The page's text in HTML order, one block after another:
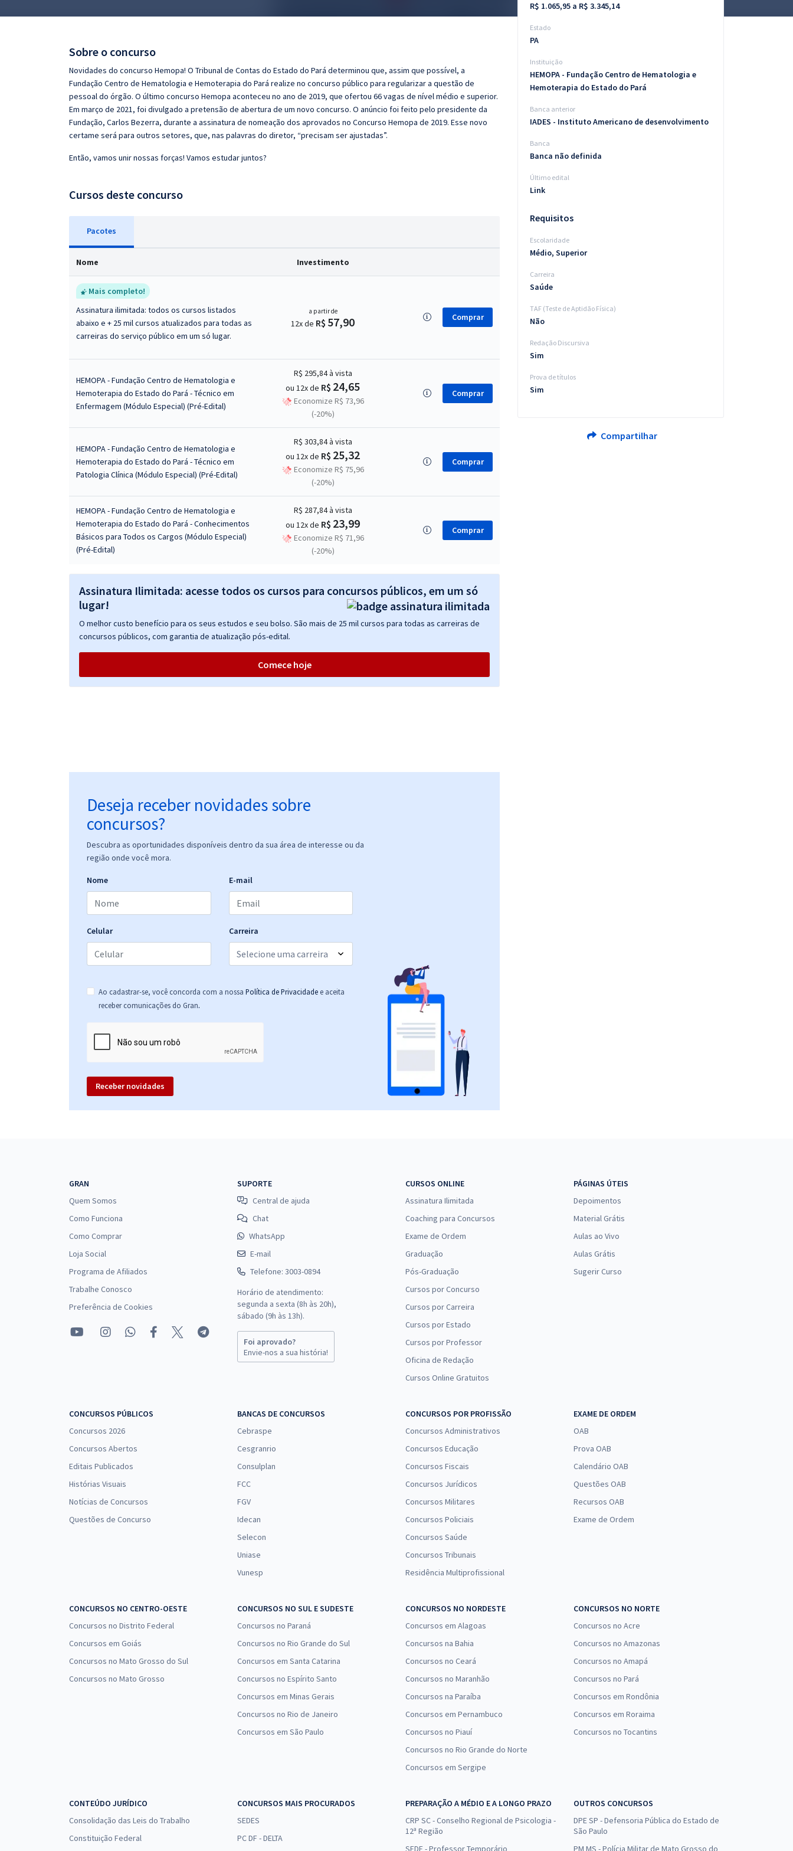
Questões grátis
Sobre o concurso
Novidades do concurso Hemopa! O Tribunal de Contas do Estado do Pará determinou que, assim que possível, a
Fundação Centro de Hematologia e Hemoterapia do Pará realize no concurso público para regularizar a questão de
pessoal do órgão. O último concurso Hemopa aconteceu no ano de 2019, que ofertou 66 vagas de nível médio e superior.
Em março de 2021, foi divulgado a pretensão de abertura de um novo concurso. O anúncio foi feito pelo presidente da
Fundação, Carlos Bezerra, durante a assinatura de nomeação dos aprovados no Concurso Hemopa de 2019. Esse novo
certame será para outros setores, que, nas palavras do diretor, “precisam ser ajustadas”.
Então, vamos unir nossas forças! Vamos estudar juntos?
Cursos deste concurso
Pacotes
Nome Investimento
Mais completo!
Assinatura ilimitada: todos os cursos listados
abaixo e + 25 mil cursos atualizados para todas as
carreiras do serviço público em um só lugar.
a partir de
12x de R$ 57,90 Comprar
HEMOPA - Fundação Centro de Hematologia e
Hemoterapia do Estado do Pará - Técnico em
Enfermagem (Módulo Especial) (Pré-Edital)
R$ 295,84à vista
ou 12x de R$ 24,65
Economize R$ 73,96
(-20%)
Comprar
HEMOPA - Fundação Centro de Hematologia e
Hemoterapia do Estado do Pará - Técnico em
Patologia Clínica (Módulo Especial) (Pré-Edital)
R$ 303,84à vista
ou 12x de R$ 25,32
Economize R$ 75,96
(-20%)
Comprar
HEMOPA - Fundação Centro de Hematologia e
Hemoterapia do Estado do Pará - Conhecimentos
Básicos para Todos os Cargos (Módulo Especial)
(Pré-Edital)
R$ 287,84à vista
ou 12x de R$ 23,99
Economize R$ 71,96
(-20%)
Comprar
Assinatura Ilimitada: acesse todos os cursos para concursos públicos, em um só
lugar!
O melhor custo benefício para os seus estudos e seu bolso. São mais de 25 mil cursos para todas as carreiras de
concursos públicos, com garantia de atualização pós-edital.
Comece hoje
Deseja receber novidades sobre
concursos?
Descubra as oportunidades disponíveis dentro da sua área de interesse ou da
região onde você mora.
Nome E-mail
Celular Carreira
Ao cadastrar-se, você concorda com a nossa Política de Privacidade e aceita
receber comunicações do Gran.
Receber novidades
R$ 1.065,95 a R$ 3.345,14
Estado
PA
Instituição
HEMOPA - Fundação Centro de Hematologia e
Hemoterapia do Estado do Pará
Banca anterior
IADES - Instituto Americano de desenvolvimento
Banca
Banca não definida
Último edital
Link
Requisitos
Escolaridade
Médio, Superior
Carreira
Saúde
TAF (Teste de Aptidão Física)
Não
Redação Discursiva
Sim
Prova de títulos
Sim
Compartilhar
GRAN
Quem Somos
Como Funciona
Como Comprar
Loja Social
Programa de Afiliados
Trabalhe Conosco
Preferência de Cookies
SUPORTE
Central de ajuda
Chat
WhatsApp
E-mail
Telefone: 3003-0894
Horário de atendimento:
segunda a sexta (8h às 20h),
sábado (9h às 13h).
Foi aprovado?
Envie-nos a sua história!
CURSOS ONLINE
Assinatura Ilimitada
Coaching para Concursos
Exame de Ordem
Graduação
Pós-Graduação
Cursos por Concurso
Cursos por Carreira
Cursos por Estado
Cursos por Professor
Oficina de Redação
Cursos Online Gratuitos
PÁGINAS ÚTEIS
Depoimentos
Material Grátis
Aulas ao Vivo
Aulas Grátis
Sugerir Curso
CONCURSOS PÚBLICOS
Concursos 2026
Concursos Abertos
Editais Publicados
Histórias Visuais
Notícias de Concursos
Questões de Concurso
BANCAS DE CONCURSOS
Cebraspe
Cesgranrio
Consulplan
FCC
FGV
Idecan
Selecon
Uniase
Vunesp
CONCURSOS POR PROFISSÃO
Concursos Administrativos
Concursos Educação
Concursos Fiscais
Concursos Jurídicos
Concursos Militares
Concursos Policiais
Concursos Saúde
Concursos Tribunais
Residência Multiprofissional
EXAME DE ORDEM
OAB
Prova OAB
Calendário OAB
Questões OAB
Recursos OAB
Exame de Ordem
CONCURSOS NO CENTRO-OESTE
Concursos no Distrito Federal
Concursos em Goiás
Concursos no Mato Grosso do Sul
Concursos no Mato Grosso
CONCURSOS NO SUL E SUDESTE
Concursos no Paraná
Concursos no Rio Grande do Sul
Concursos em Santa Catarina
Concursos no Espírito Santo
Concursos em Minas Gerais
Concursos no Rio de Janeiro
Concursos em São Paulo
CONCURSOS NO NORDESTE
Concursos em Alagoas
Concursos na Bahia
Concursos no Ceará
Concursos no Maranhão
Concursos na Paraíba
Concursos em Pernambuco
Concursos no Piauí
Concursos no Rio Grande do Norte
Concursos em Sergipe
CONCURSOS NO NORTE
Concursos no Acre
Concursos no Amazonas
Concursos no Amapá
Concursos no Pará
Concursos em Rondônia
Concursos em Roraima
Concursos no Tocantins
CONTEÚDO JURÍDICO
Consolidação das Leis do Trabalho
Constituição Federal
CONCURSOS MAIS PROCURADOS
SEDES
PC DF - DELTA
PREPARAÇÃO A MÉDIO E A LONGO PRAZO
CRP SC - Conselho Regional de Psicologia -
12ª Região
SEDF - Professor Temporário
OUTROS CONCURSOS
DPE SP - Defensoria Pública do Estado de
São Paulo
PM MS - Polícia Militar de Mato Grosso do